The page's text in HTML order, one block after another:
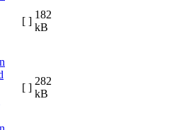
[ ]
182
kB
[ ]
282
kB